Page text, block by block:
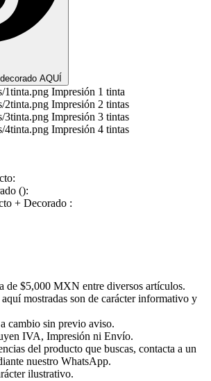
AQUÍ
Impresión 1 tinta
Impresión 2 tintas
Impresión 3 tintas
Impresión 4 tintas
():
+ Decorado :
de $5,000 MXN entre diversos artículos.
mostradas son de carácter informativo y
cambio sin previo aviso.
IVA, Impresión ni Envío.
del producto que buscas, contacta a un
nuestro WhatsApp.
ilustrativo.